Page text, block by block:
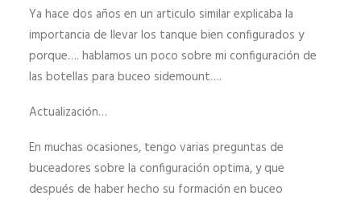
Ya hace dos años en un articulo similar explicaba la
importancia de llevar los tanque bien configurados y
porque…. hablamos un poco sobre mi configuración de
las botellas para buceo sidemount….
Actualización…
En muchas ocasiones, tengo varias preguntas de
buceadores sobre la configuración optima, y que
después de haber hecho su formación en buceo